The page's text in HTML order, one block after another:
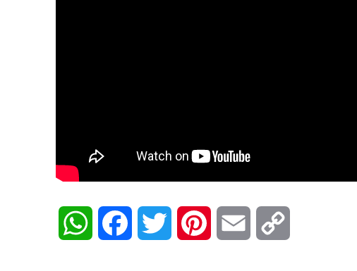
WhatsAppFacebook Twitter Pinterest Email